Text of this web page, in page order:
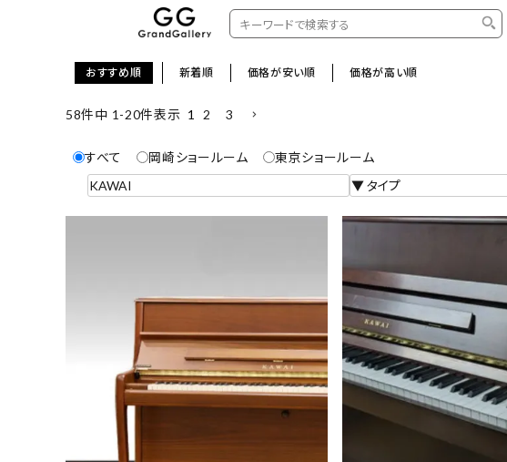
輸入ピ
新品ピ
コンサ
おすすめ順 新着順 価格が安い順 価格が高い順
58件中 1 -20件表示 1 2 3
すべて 岡崎ショールーム 東京ショールーム